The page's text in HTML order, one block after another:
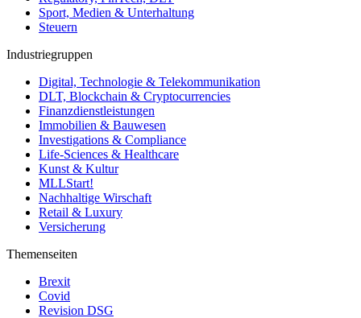
Sport, Medien & Unterhaltung
Steuern
Industriegruppen
Digital, Technologie & Telekommunikation
DLT, Blockchain & Cryptocurrencies
Finanzdienstleistungen
Immobilien & Bauwesen
Investigations & Compliance
Life-Sciences & Healthcare
Kunst & Kultur
MLLStart!
Nachhaltige Wirschaft
Retail & Luxury
Versicherung
Themenseiten
Brexit
Covid
Revision DSG